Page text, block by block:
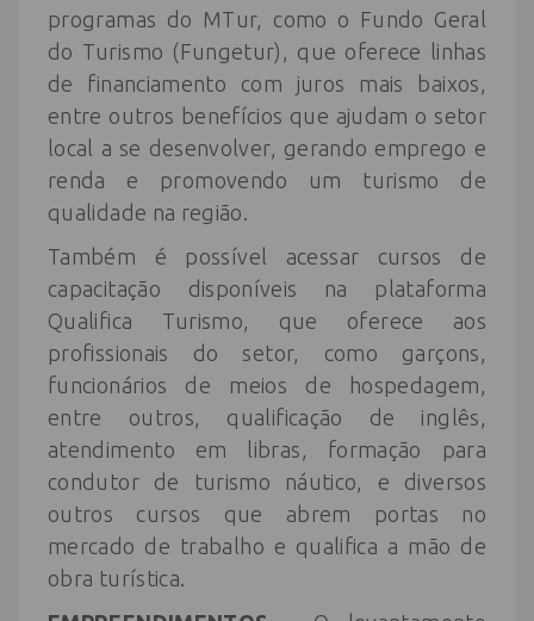
programas do MTur, como o Fundo Geral
do Turismo (Fungetur), que oferece linhas
de financiamento com juros mais baixos,
entre outros benefícios que ajudam o setor
local a se desenvolver, gerando emprego e
renda e promovendo um turismo de
qualidade na região.
Também é possível acessar cursos de
capacitação disponíveis na plataforma
Qualifica Turismo, que oferece aos
profissionais do setor, como garçons,
funcionários de meios de hospedagem,
entre outros, qualificação de inglês,
atendimento em libras, formação para
condutor de turismo náutico, e diversos
outros cursos que abrem portas no
mercado de trabalho e qualifica a mão de
obra turística.